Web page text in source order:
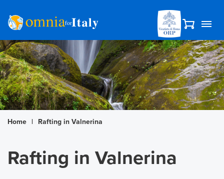
Home | Rafting in Valnerina
Rafting in Valnerina